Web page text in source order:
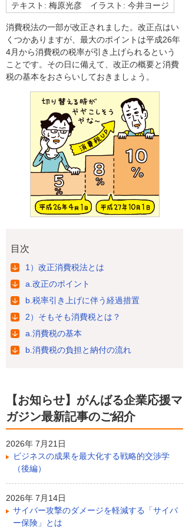
テキスト: 梅原光彦 イラスト: 今井ヨージ
消費税法の一部が改正されました。改正点はい
くつかありますが、最大のポイントは平成26年
4月から消費税の税率が引き上げられるという
ことです。その日に備えて、改正の概要と消費
税の基本をおさらいしておきましょう。
目次
1）改正消費税法とは
a.改正のポイント
b.税率引き上げに伴う経過措置
2）そもそも消費税とは？
a.消費税の基本
b.消費税の負担と納付の流れ
【お知らせ】がんばる企業応援マ
ガジン最新記事のご紹介
2026年 7月21日
ビジネスの成果を最大化する戦略的交渉学
（後編）
2026年 7月14日
サイバー攻撃のダメージを軽減する「サイバ
ー保険」とは